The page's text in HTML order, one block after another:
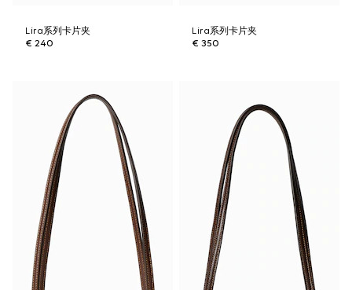
Lira系列卡片夹
€ 240
Lira系列卡片夹
€ 350